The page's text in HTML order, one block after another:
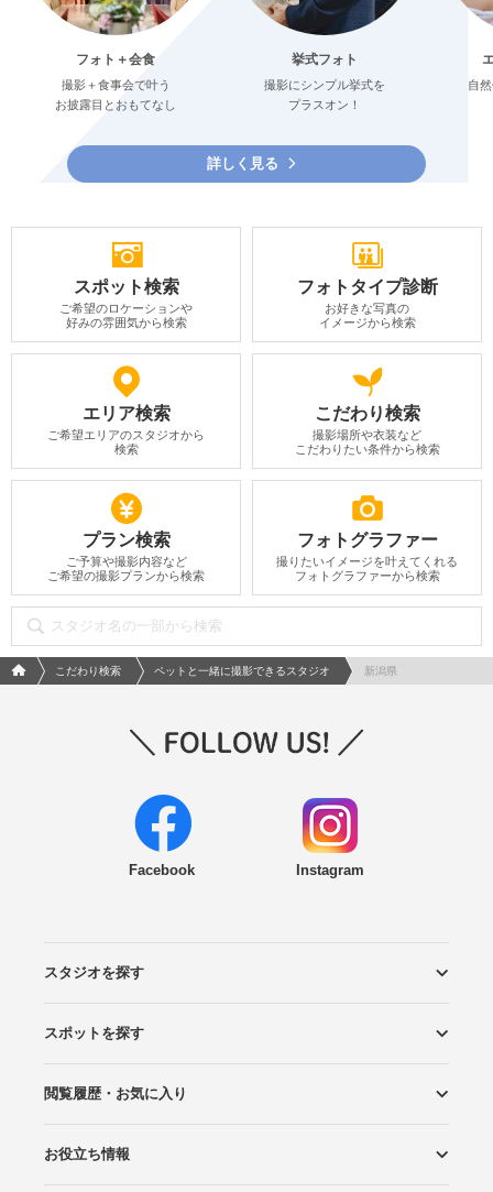
フォト＋会食
撮影＋食事会で叶う
お披露目とおもてなし
挙式フォト
撮影にシンプル挙式を
プラスオン！
自
詳しく見る
スポット検索
ご希望のロケーションや
好みの雰囲気から検索
フォトタイプ診断
お好きな写真の
イメージから検索
エリア検索
ご希望エリアのスタジオから
検索
こだわり検索
撮影場所や衣装など
こだわりたい条件から検索
プラン検索
ご予算や撮影内容など
ご希望の撮影プランから検索
フォトグラファー
撮りたいイメージを叶えてくれる
フォトグラファーから検索
フォトウエディング/結婚写真のPhotorait ホーム
こだわり検索 ペットと一緒に撮影できるスタジオ 新潟県
Facebook Instagram
スタジオを探す
エリアから探す
こだわりから探す
NEW PHOTO STYLE
プランから探す
フォトタイプ診断
フォトグラファーから探す
国内リゾートから探す
スポットを探す
ロケーションから探す
スタジオから探す
閲覧履歴・お気に入り
閲覧スタジオ
お気に入り
お役立ち情報